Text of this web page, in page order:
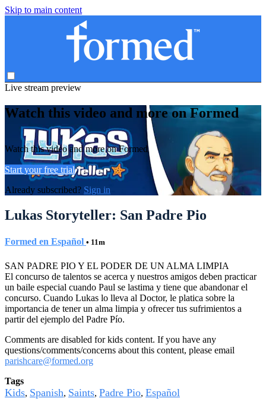
Skip to main content
Live stream preview
Watch this video and more on Formed
Watch this video and more on Formed
Start your free trial
Already subscribed? Sign in
Lukas Storyteller: San Padre Pio
Formed en Español • 11m
SAN PADRE PIO Y EL PODER DE UN ALMA LIMPIA
El concurso de talentos se acerca y nuestros amigos deben practicar
un baile especial cuando Paul se lastima y tiene que abandonar el
concurso. Cuando Lukas lo lleva al Doctor, le platica sobre la
importancia de tener un alma limpia y ofrecer tus sufrimientos a
partir del ejemplo del Padre Pío.
Comments are disabled for kids content. If you have any
questions/comments/concerns about this content, please email
parishcare@formed.org
Tags
Kids, Spanish, Saints, Padre Pio, Español